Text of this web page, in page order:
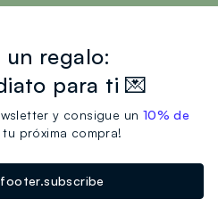
un regalo:
para ti 💌
y consigue un 10% de
tu próxima compra!